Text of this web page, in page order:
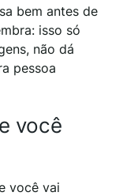
bem antes de
isso só
não dá
pessoa
você
você vai